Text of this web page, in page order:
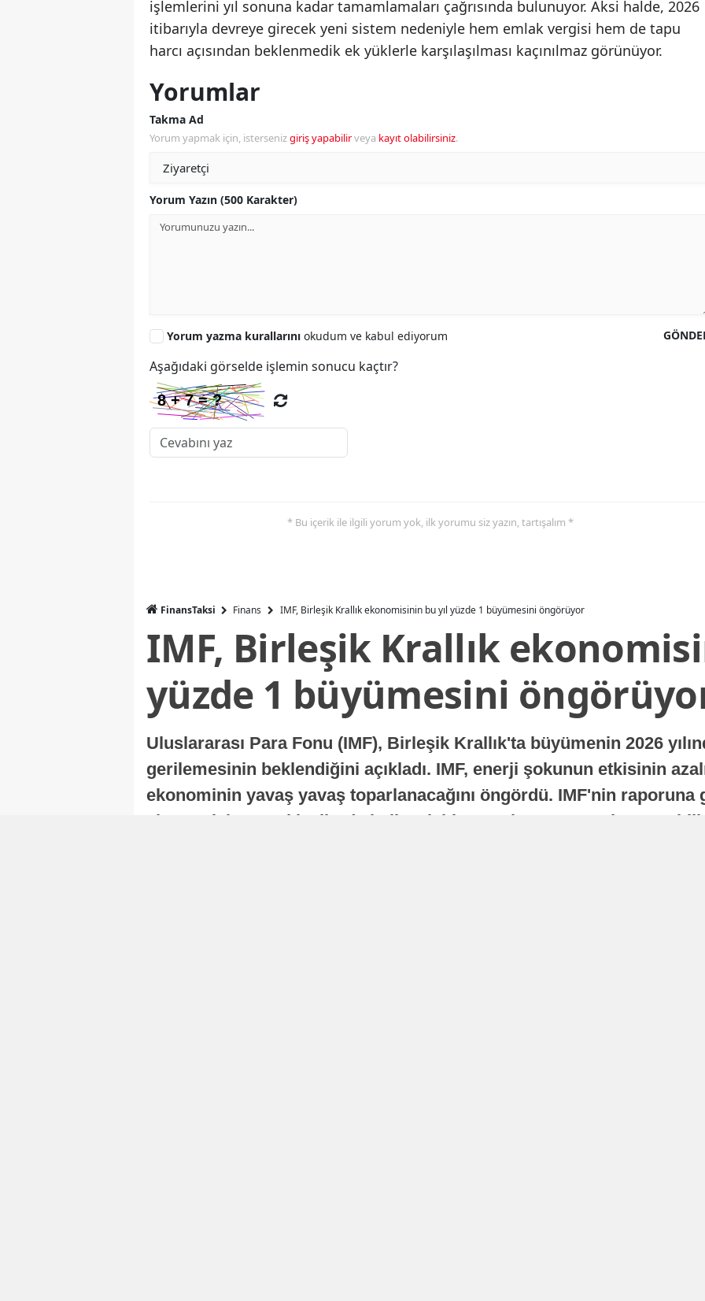
işlemlerini yıl sonuna kadar tamamlamaları çağrısında bulunuyor. Aksi halde, 2026
itibarıyla devreye girecek yeni sistem nedeniyle hem emlak vergisi hem de tapu
harcı açısından beklenmedik ek yüklerle karşılaşılması kaçınılmaz görünüyor.
Yorumlar
Takma Ad
Yorum yapmak için, istersenizgiriş yapabilirveya kayıt olabilirsiniz.
Yorum Yazın (500 Karakter)
Yorum yazma kurallarını okudum ve kabul ediyorum
Aşağıdaki görselde işlemin sonucu kaçtır?
* Bu içerik ile ilgili yorum yok, ilk yorumu siz yazın, tartışalım *
FinansTaksi Finans IMF, Birleşik Krallık ekonomisinin bu yıl yüzde 1 büyümesini öngörüyor
IMF, Birleşik Krallık
yüzde 1 büyümesini
Uluslararası Para Fonu (IMF), Birleşik Krallık'ta büyümenin 2026
gerilemesinin beklendiğini açıkladı. IMF, enerji şokunun etkisinin
ekonominin yavaş yavaş toparlanacağını öngördü. IMF'nin raporuna
ekonomisi, sonraki yıllarda istikrarlı bir toparlanma süreci